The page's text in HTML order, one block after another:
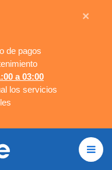
de pagos
a 03:00
los servicios
×